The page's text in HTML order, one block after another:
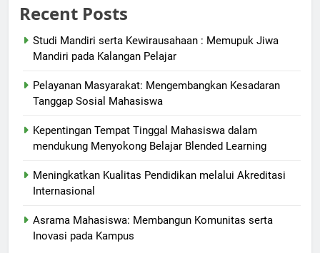
Recent Posts
Studi Mandiri serta Kewirausahaan : Memupuk Jiwa
Mandiri pada Kalangan Pelajar
Pelayanan Masyarakat: Mengembangkan Kesadaran
Tanggap Sosial Mahasiswa
Kepentingan Tempat Tinggal Mahasiswa dalam
mendukung Menyokong Belajar Blended Learning
Meningkatkan Kualitas Pendidikan melalui Akreditasi
Internasional
Asrama Mahasiswa: Membangun Komunitas serta
Inovasi pada Kampus